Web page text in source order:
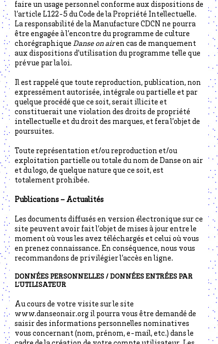
faire un usage personnel conforme aux dispositions de
l’article L122-5 du Code de la Propriété Intellectuelle.
La responsabilité de la Manufacture CDCN ne pourra
être engagée à l’encontre du programme de culture
chorégraphique Danse on airen cas de manquement
aux dispositions d’utilisation du programme telle que
prévue par la loi.
Il est rappelé que toute reproduction, publication, non
expressément autorisée, intégrale ou partielle et par
quelque procédé que ce soit, serait illicite et
constituerait une violation des droits de propriété
intellectuelle et du droit des marques, et fera l’objet de
poursuites.
Toute représentation et/ou reproduction et/ou
exploitation partielle ou totale du nom de Danse on air
et du logo, de quelque nature que ce soit, est
totalement prohibée.
Publications – Actualités
Les documents diffusés en version électronique sur ce
site peuvent avoir fait l’objet de mises à jour entre le
moment où vous les avez téléchargés et celui où vous
en prenez connaissance. En conséquence, nous vous
recommandons de privilégier l’accès en ligne.
DONNÉES PERSONNELLES / DONNÉES ENTRÉES PAR
L’UTILISATEUR
Au cours de votre visite sur le site
www.danseonair.org il pourra vous être demandé de
saisir des informations personnelles nominatives
vous concernant (nom, prénom, e-mail, etc.) dans le